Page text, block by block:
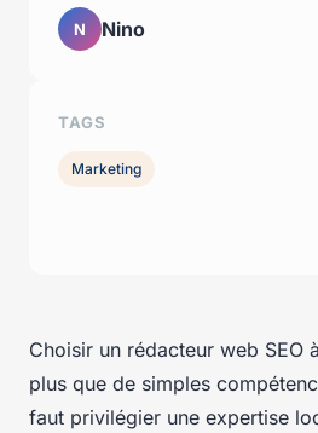
Choisir un rédacteur web SEO
plus que de simples
faut privilégier une expertise
N Nino
TAGS
Marketing